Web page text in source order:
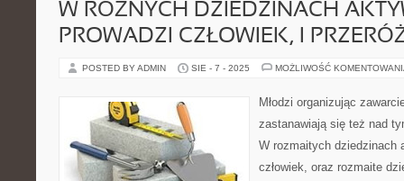
W RÓŻNYCH DZIEDZINACH
PROWADZI CZŁOWIEK, I
POSTED BY ADMIN SIE - 7 - 2025 MOŻLIWOŚĆ
Młodzi organizując
zastanawiają się też nad
W rozmaitych dziedzinach
człowiek, oraz rozmaite